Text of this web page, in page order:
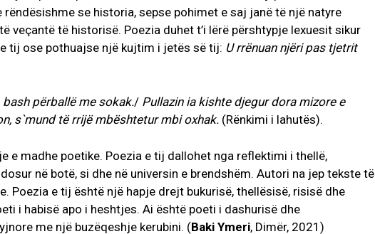
se historia, sepse pohimet e saj janë të një natyre
veçantë të historisë. Poezia duhet t’i lërë përshtypje lexuesit sikur
tij ose pothuajse një kujtim i jetës së tij: U rrënuan njëri pas tjetrit
përballë me sokak./ Pullazin ia kishte djegur dora mizore e
s`mund të rrijë mbështetur mbi oxhak. (Rënkimi i lahutës).
e madhe poetike. Poezia e tij dallohet nga reflektimi i thellë,
në botë, si dhe në universin e brendshëm. Autori na jep tekste të
Poezia e tij është një hapje drejt bukurisë, thellësisë, risisë dhe
i habisë apo i heshtjes. Ai është poeti i dashurisë dhe
me një buzëqeshje kerubini. (Baki Ymeri, Dimër, 2021)